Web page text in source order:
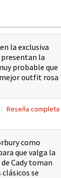
la exclusiva
la
probable que
outfit rosa
Reseña completa
como
que valga la
Cady toman
se